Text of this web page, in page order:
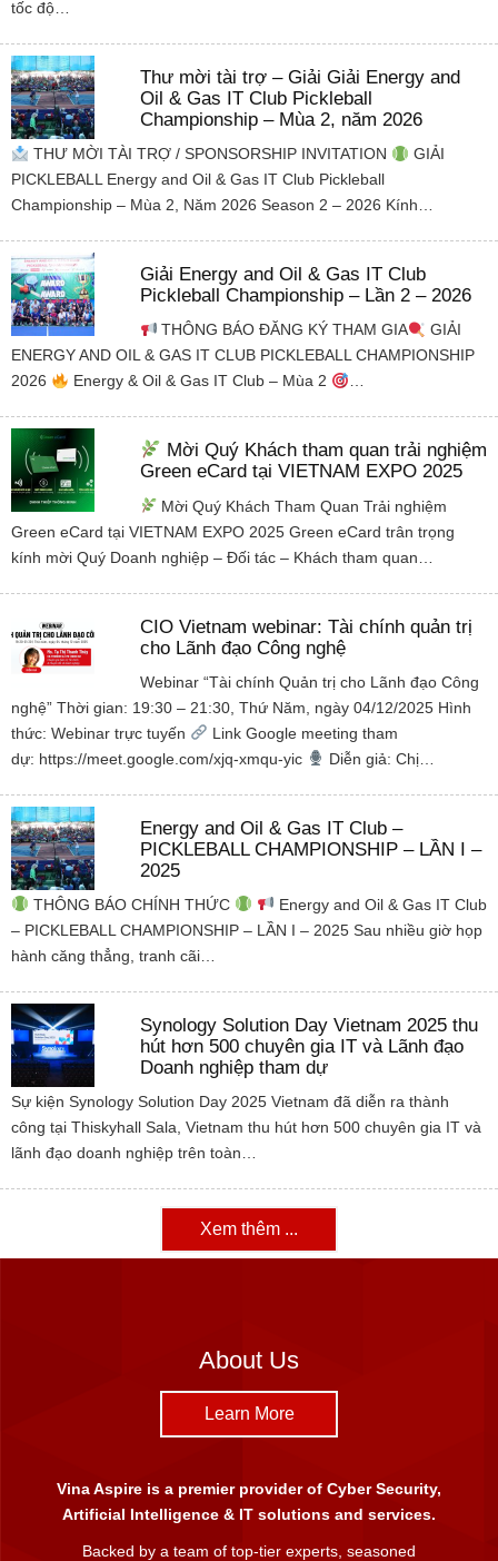
tốc độ…
Thư mời tài trợ – Giải Giải Energy and
Oil & Gas IT Club Pickleball
Championship – Mùa 2, năm 2026
THƯ MỜI TÀI TRỢ / SPONSORSHIP INVITATION
GIẢI
PICKLEBALL Energy and Oil & Gas IT Club Pickleball
Championship – Mùa 2, Năm 2026 Season 2 – 2026 Kính…
Giải Energy and Oil & Gas IT Club
Pickleball Championship – Lần 2 – 2026
THÔNG BÁO ĐĂNG KÝ THAM GIA
GIẢI
ENERGY AND OIL & GAS IT CLUB PICKLEBALL CHAMPIONSHIP
2026
Energy & Oil & Gas IT Club – Mùa 2 …
Mời Quý Khách tham quan trải nghiệm
Green eCard tại VIETNAM EXPO 2025
Mời Quý Khách Tham Quan Trải nghiệm
Green eCard tại VIETNAM EXPO 2025 Green eCard trân trọng
kính mời Quý Doanh nghiệp – Đối tác – Khách tham quan…
CIO Vietnam webinar: Tài chính quản trị
cho Lãnh đạo Công nghệ
Webinar “Tài chính Quản trị cho Lãnh đạo Công
nghệ” Thời gian: 19:30 – 21:30, Thứ Năm, ngày 04/12/2025 Hình
thức: Webinar trực tuyến
Link Google meeting tham
dự: https://meet.google.com/xjq-xmqu-yic
Diễn giả: Chị…
Energy and Oil & Gas IT Club –
PICKLEBALL CHAMPIONSHIP – LẦN I –
2025
THÔNG BÁO CHÍNH THỨC
Energy and Oil & Gas IT Club
– PICKLEBALL CHAMPIONSHIP – LẦN I – 2025 Sau nhiều giờ họp
hành căng thẳng, tranh cãi…
Synology Solution Day Vietnam 2025 thu
hút hơn 500 chuyên gia IT và Lãnh đạo
Doanh nghiệp tham dự
Sự kiện Synology Solution Day 2025 Vietnam đã diễn ra thành
công tại Thiskyhall Sala, Vietnam thu hút hơn 500 chuyên gia IT và
lãnh đạo doanh nghiệp trên toàn…
Xem thêm ...
About Us
Learn More
Vina Aspire is a premier provider of Cyber Security,
Artificial Intelligence & IT solutions and services.
Backed by a team of top-tier experts, seasoned